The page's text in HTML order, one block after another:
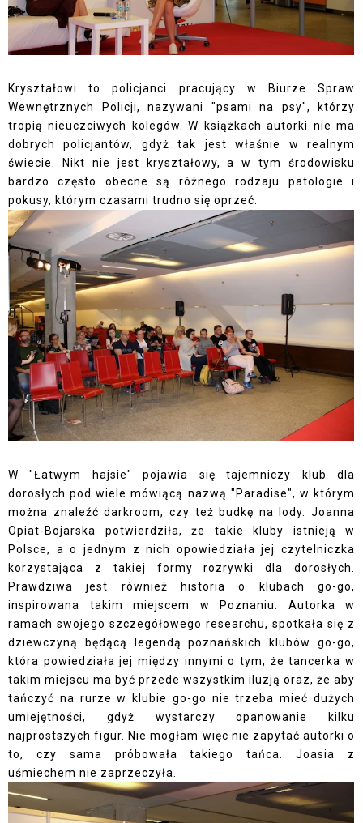
Kryształowi to policjanci pracujący w Biurze Spraw
Wewnętrznych Policji, nazywani "psami na psy", którzy
tropią nieuczciwych kolegów. W książkach autorki nie ma
dobrych policjantów, gdyż tak jest właśnie w realnym
świecie. Nikt nie jest kryształowy, a w tym środowisku
bardzo często obecne są różnego rodzaju patologie i
pokusy, którym czasami trudno się oprzeć.
W "Łatwym hajsie" pojawia się tajemniczy klub dla
dorosłych pod wiele mówiącą nazwą "Paradise", w którym
można znaleźć darkroom, czy też budkę na lody. Joanna
Opiat-Bojarska potwierdziła, że takie kluby istnieją w
Polsce, a o jednym z nich opowiedziała jej czytelniczka
korzystająca z takiej formy rozrywki dla dorosłych.
Prawdziwa jest również historia o klubach go-go,
inspirowana takim miejscem w Poznaniu. Autorka w
ramach swojego szczegółowego researchu, spotkała się z
dziewczyną będącą legendą poznańskich klubów go-go,
która powiedziała jej między innymi o tym, że tancerka w
takim miejscu ma być przede wszystkim iluzją oraz, że aby
tańczyć na rurze w klubie go-go nie trzeba mieć dużych
umiejętności, gdyż wystarczy opanowanie kilku
najprostszych figur. Nie mogłam więc nie zapytać autorki o
to, czy sama próbowała takiego tańca. Joasia z
uśmiechem nie zaprzeczyła.